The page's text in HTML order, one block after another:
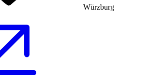
Würzburg